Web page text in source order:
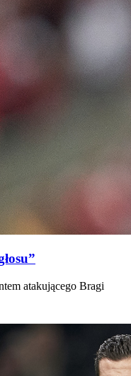
atakującego Bragi